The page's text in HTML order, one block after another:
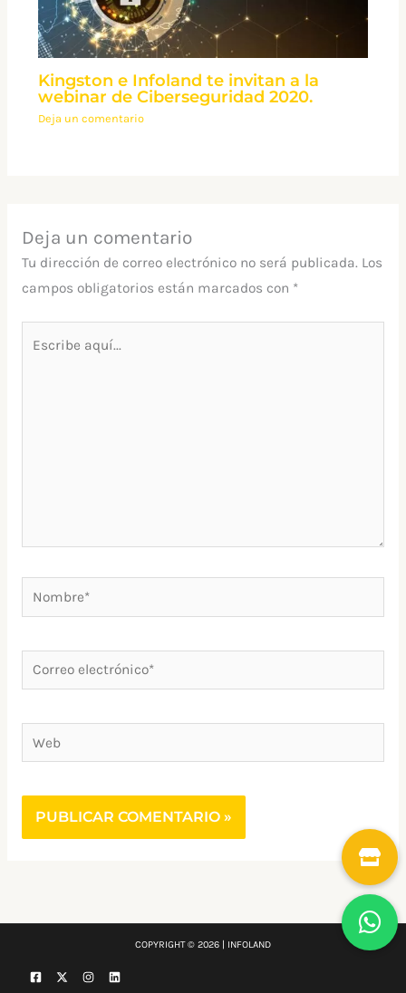
Kingston e Infoland te invitan a la
webinar de Ciberseguridad 2020.
Deja un comentario
Deja un comentario
Tu dirección de correo electrónico no será publicada. Los
campos obligatorios están marcados con *
Nombre*
Correo
electrónico*
Web
COPYRIGHT © 2026 | INFOLAND